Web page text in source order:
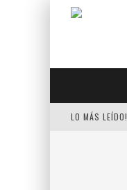
LO MÁS LEÍDO!